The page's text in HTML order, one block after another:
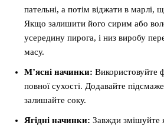
пательні, а потім віджати в марлі,
Якщо залишити його сирим або
усередину пирога, і низ виробу
масу.
М’ясні начинки: Використовуйте
повної сухості. Додавайте
залишайте соку.
Ягідні начинки: Завжди змішуйте